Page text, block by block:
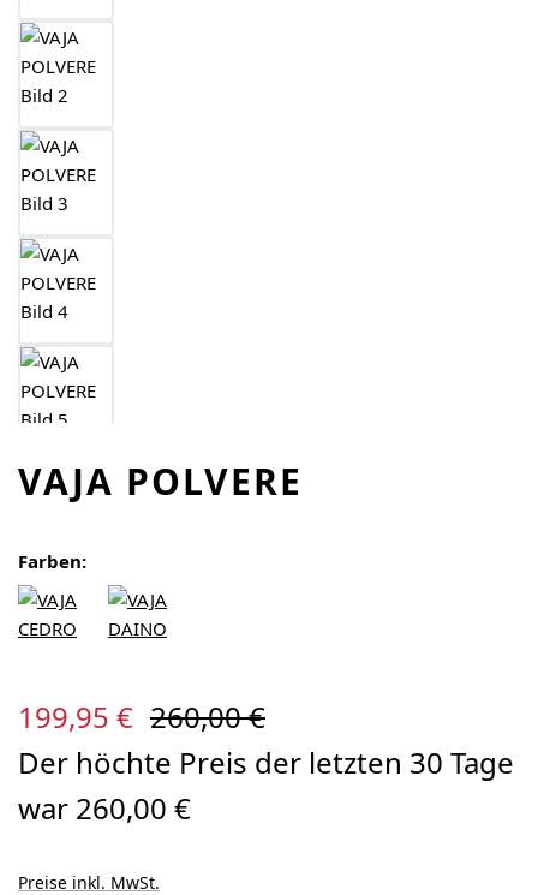
VAJA POLVERE
Farben:
Verkaufspreis:
199,95 € Regulärer Preis:
260,00 €
Der höchte Preis der letzten 30 Tage
war 260,00 €
Preise inkl. MwSt.